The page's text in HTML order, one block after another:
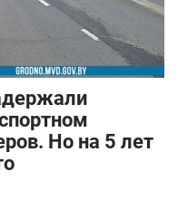
Но на 5 лет